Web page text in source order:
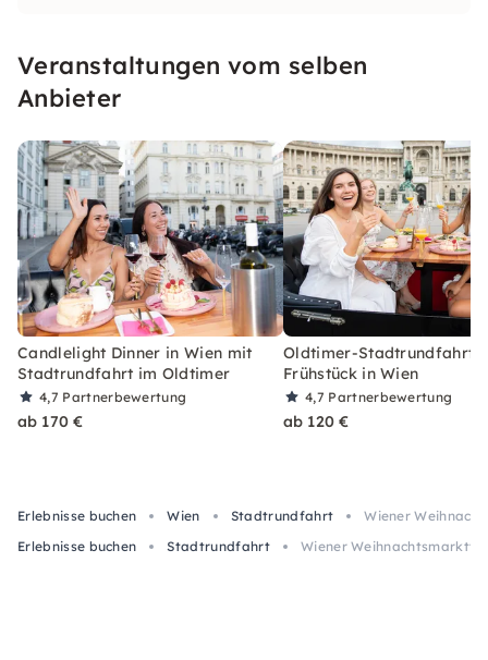
mit der Geschichte und Schönheit Wiens.
Veranstaltungen vom selben
Anbieter
Candlelight Dinner in Wien mit
Stadtrundfahrt im Oldtimer
4,7 Partnerbewertung
ab 170 €
Oldtimer-Stadtrundfahrt
Frühstück in Wien
4,7 Partnerbewertung
ab 120 €
Erlebnisse buchen Wien Stadtrundfahrt
Wiener
Erlebnisse buchen
Stadtrundfahrt Wiener